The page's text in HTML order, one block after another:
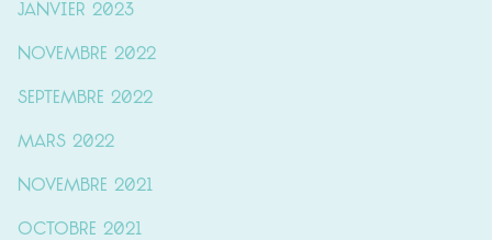
janvier 2023
novembre 2022
septembre 2022
mars 2022
novembre 2021
octobre 2021